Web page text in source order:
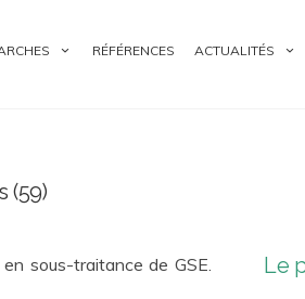
RÉFÉRENCES ACTUALITÉS
(59)
sous-traitance de GSE.
Le